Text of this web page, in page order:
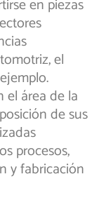
en piezas
el
el área de la
de sus
procesos,
y fabricación